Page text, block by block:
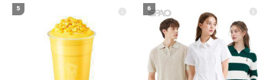
5 6